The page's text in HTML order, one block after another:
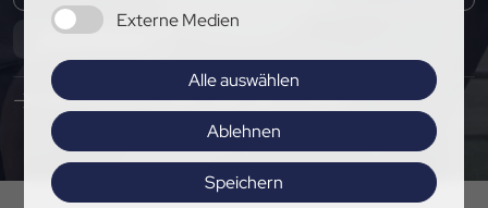
Externe Medien
Alle auswählen
Ablehnen
Speichern
Abonnieren
Hier Pressemitteilungen abonnieren